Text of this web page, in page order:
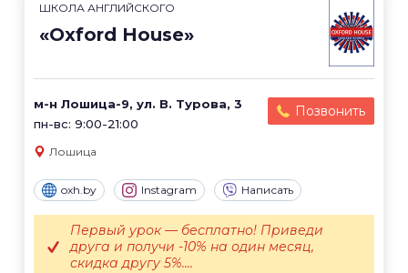
ШКОЛА АНГЛИЙСКОГО
«Oxford House»
м-н Лошица-9, ул. В. Турова, 3
пн-вс: 9:00-21:00
Позвонить
Лошица
oxh.by Instagram Написать
Первый урок — бесплатно! Приведи
друга и получи -10% на один месяц,
скидка другу 5%....